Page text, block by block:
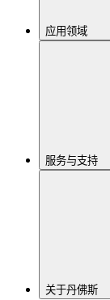
应用领域
服务与支持
关于丹佛斯